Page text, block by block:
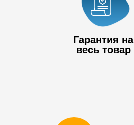
Гарантия на
весь товар